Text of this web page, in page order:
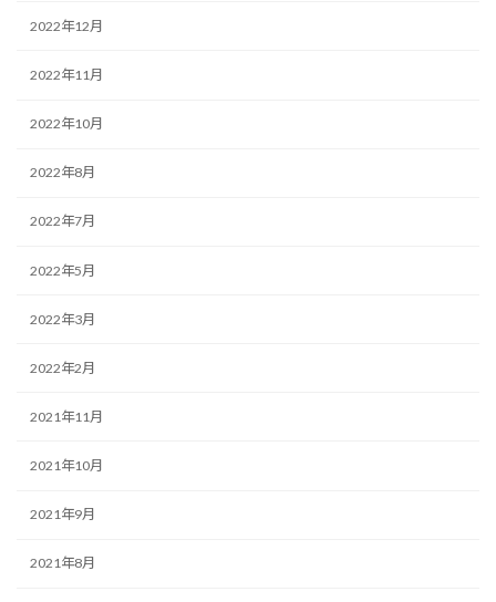
2022年12月
2022年11月
2022年10月
2022年8月
2022年7月
2022年5月
2022年3月
2022年2月
2021年11月
2021年10月
2021年9月
2021年8月